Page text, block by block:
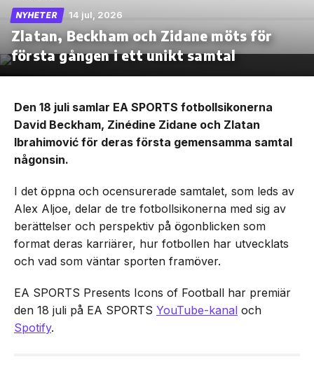
NYHETER 14 jul, 2026
Zlatan, Beckham och Zidane möts för
första gången i ett unikt samtal
Den 18 juli samlar EA SPORTS fotbollsikonerna
David Beckham, Zinédine Zidane och Zlatan
Ibrahimović för deras första gemensamma samtal
någonsin.
I det öppna och ocensurerade samtalet, som leds av
Alex Aljoe, delar de tre fotbollsikonerna med sig av
berättelser och perspektiv på ögonblicken som
format deras karriärer, hur fotbollen har utvecklats
och vad som väntar sporten framöver.
EA SPORTS Presents Icons of Football har premiär
den 18 juli på EA SPORTS YouTube-kanal och
Spotify.